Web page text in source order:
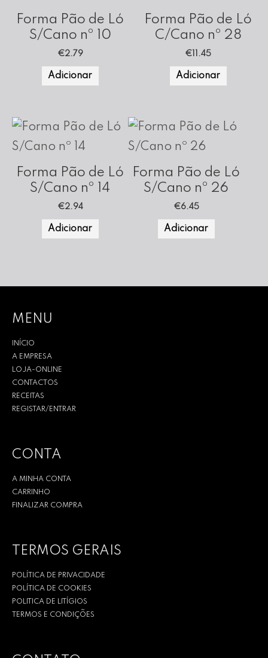
Forma Pão de Ló
S/Cano nº 10
€2.79
Adicionar
Forma Pão de Ló
C/Cano nº 28
€ 11.45
Adicionar
Forma Pão de Ló
S/Cano nº 14
€2.94
Adicionar
Forma Pão de Ló
S/Cano nº 26
€6.45
Adicionar
MENU
INÍCIO
A EMPRESA
LOJA-ONLINE
CONTACTOS
RECEITAS
REGISTAR/ENTRAR
CONTA
A MINHA CONTA
CARRINHO
FINALIZAR COMPRA
TERMOS GERAIS
POLÍTICA DE PRIVACIDADE
POLÍTICA DE COOKIES
POLITICA DE LITÍGIOS
TERMOS E CONDIÇÕES